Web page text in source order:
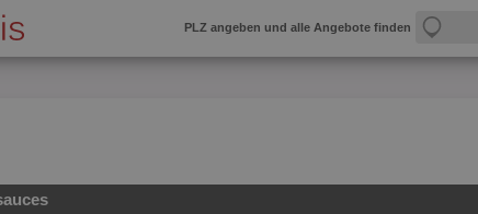
PLZ angeben und alle Angebote finden